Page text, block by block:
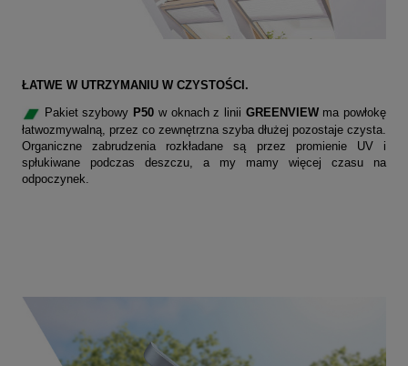
ŁATWE W UTRZYMANIU W CZYSTOŚCI.
Pakiet szybowy P50 w oknach z linii GREENVIEWma powłokę
łatwozmywalną, przez co zewnętrzna szyba dłużej pozostaje czysta.
Organiczne zabrudzenia rozkładane są przez promienie UV i
spłukiwane podczas deszczu, a my mamy więcej czasu na
odpoczynek.